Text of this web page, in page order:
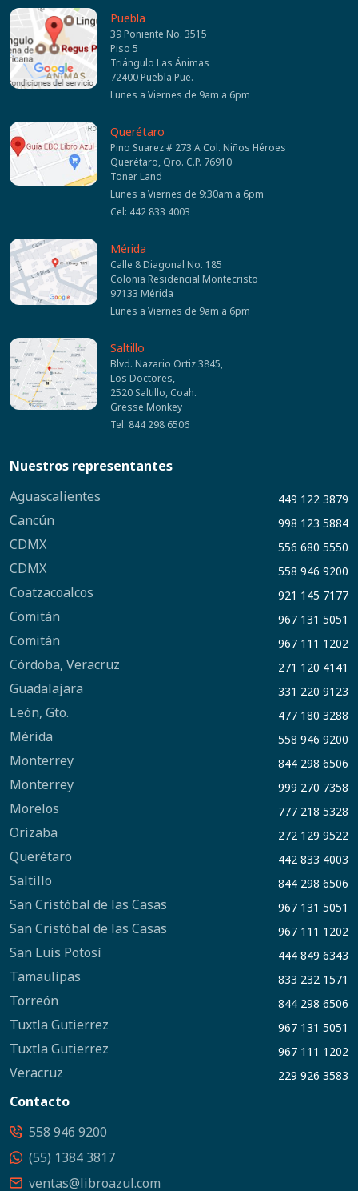
Puebla
39 Poniente No. 3515
Piso 5
Triángulo Las Ánimas
72400 Puebla Pue.
Lunes a Viernes de 9am a 6pm
Querétaro
Pino Suarez # 273 A Col. Niños Héroes
Querétaro, Qro. C.P. 76910
Toner Land
Lunes a Viernes de 9:30am a 6pm
Cel: 442 833 4003
Mérida
Calle 8 Diagonal No. 185
Colonia Residencial Montecristo
97133 Mérida
Lunes a Viernes de 9am a 6pm
Saltillo
Blvd. Nazario Ortiz 3845,
Los Doctores,
2520 Saltillo, Coah.
Gresse Monkey
Tel. 844 298 6506
Nuestros representantes
Aguascalientes
449 122 3879
Cancún 998 123 5884
CDMX 556 680 5550
CDMX 558 946 9200
Coatzacoalcos 921 145 7177
Comitán 967 131 5051
Comitán 967 111 1202
Córdoba, Veracruz 271 120 4141
Guadalajara 331 220 9123
León, Gto. 477 180 3288
Mérida 558 946 9200
Monterrey 844 298 6506
Monterrey 999 270 7358
Morelos 777 218 5328
Orizaba 272 129 9522
Querétaro 442 833 4003
Saltillo 844 298 6506
San Cristóbal de las Casas 967 131 5051
San Cristóbal de las Casas 967 111 1202
San Luis Potosí 444 849 6343
Tamaulipas 833 232 1571
Torreón 844 298 6506
Tuxtla Gutierrez 967 131 5051
Tuxtla Gutierrez 967 111 1202
Veracruz 229 926 3583
Contacto
558 946 9200
(55) 1384 3817
ventas@libroazul.com